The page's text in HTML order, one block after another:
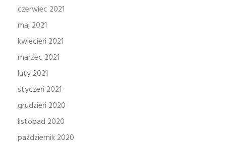
czerwiec 2021
maj 2021
kwiecień 2021
marzec 2021
luty 2021
styczeń 2021
grudzień 2020
listopad 2020
październik 2020